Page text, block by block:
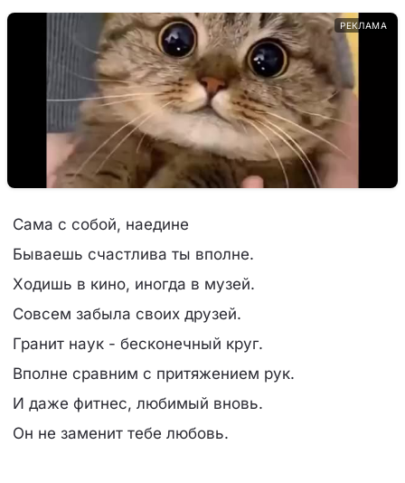
РЕКЛАМА
Сама с собой, наедине
Бываешь счастлива ты вполне.
Ходишь в кино, иногда в музей.
Совсем забыла своих друзей.
Гранит наук - бесконечный круг.
Вполне сравним с притяжением рук.
И даже фитнес, любимый вновь.
Он не заменит тебе любовь.